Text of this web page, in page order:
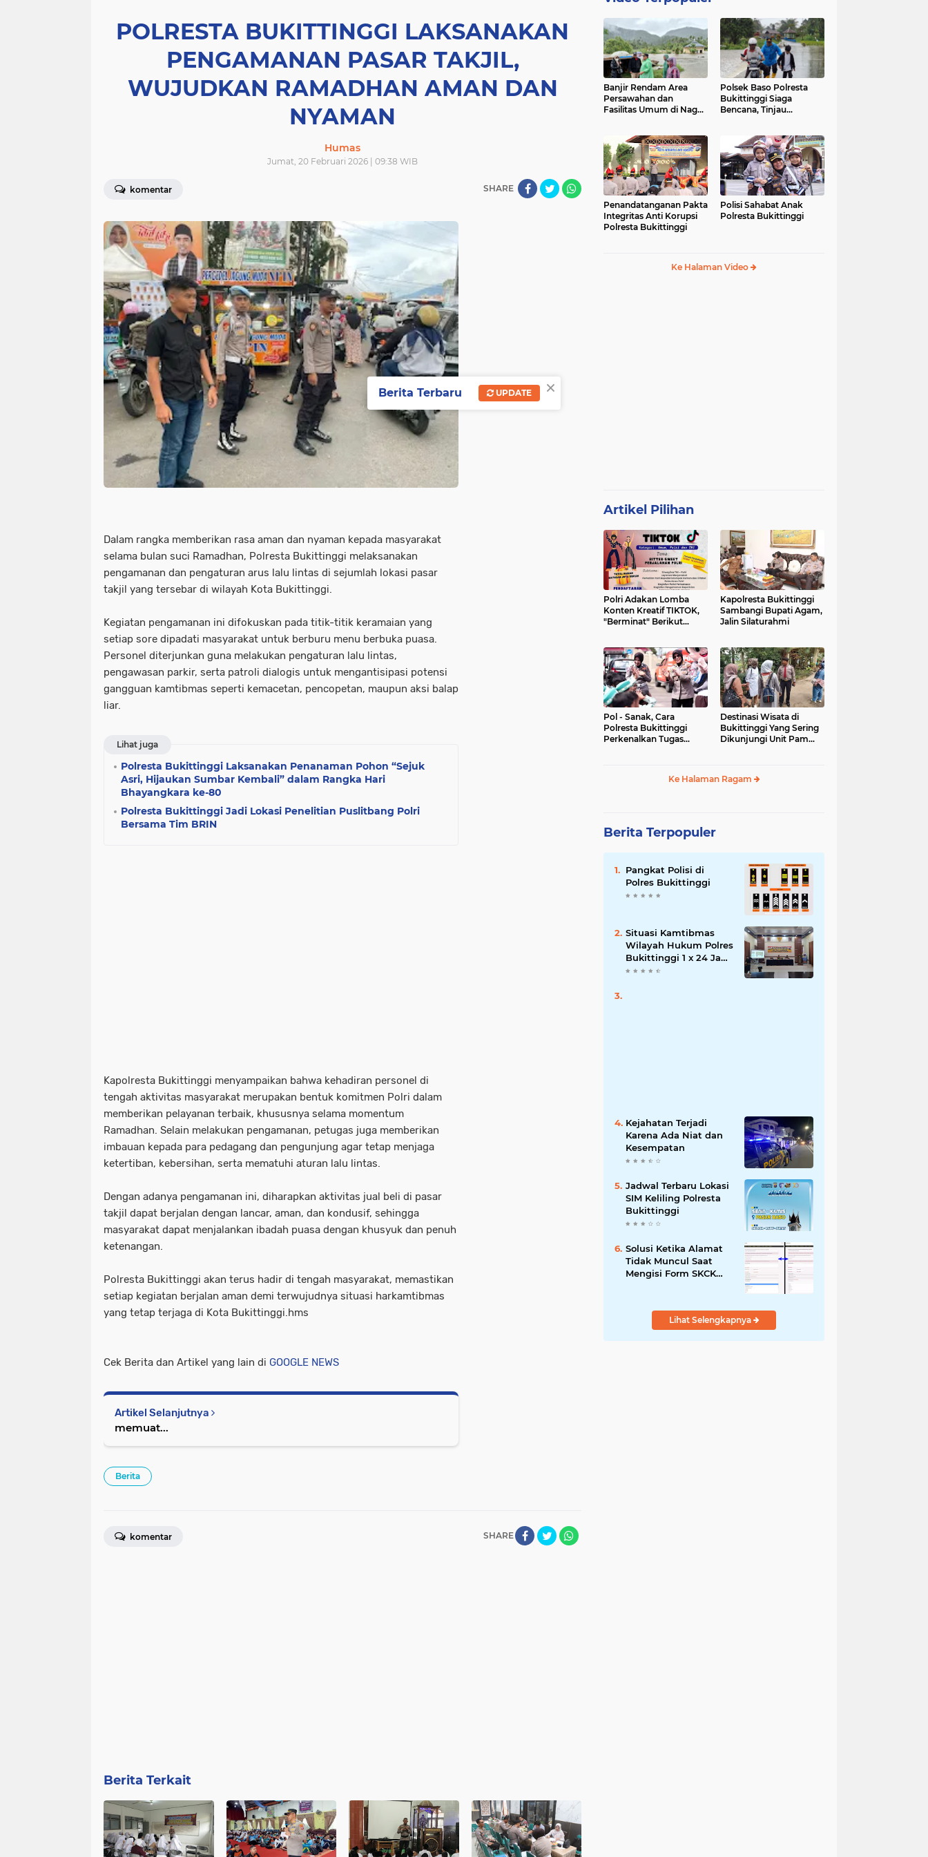
POLRESTA BUKITTINGGI LAKSANAKAN
PENGAMANAN PASAR TAKJIL,
WUJUDKAN RAMADHAN AMAN DAN
NYAMAN
Humas
Jumat, 20 Februari 2026 | 09:38 WIB
komentar SHARE
Dalam rangka memberikan rasa aman dan nyaman kepada masyarakat
selama bulan suci Ramadhan, Polresta Bukittinggi melaksanakan
pengamanan dan pengaturan arus lalu lintas di sejumlah lokasi pasar
takjil yang tersebar di wilayah Kota Bukittinggi.
Kegiatan pengamanan ini difokuskan pada titik-titik keramaian yang
setiap sore dipadati masyarakat untuk berburu menu berbuka puasa.
Personel diterjunkan guna melakukan pengaturan lalu lintas,
pengawasan parkir, serta patroli dialogis untuk mengantisipasi potensi
gangguan kamtibmas seperti kemacetan, pencopetan, maupun aksi balap
liar.
Lihat juga
Polresta Bukittinggi Laksanakan Penanaman Pohon “Sejuk
Asri, Hijaukan Sumbar Kembali” dalam Rangka Hari
Bhayangkara ke-80
Polresta Bukittinggi Jadi Lokasi Penelitian Puslitbang Polri
Bersama Tim BRIN
Kapolresta Bukittinggi menyampaikan bahwa kehadiran personel di
tengah aktivitas masyarakat merupakan bentuk komitmen Polri dalam
memberikan pelayanan terbaik, khususnya selama momentum
Ramadhan. Selain melakukan pengamanan, petugas juga memberikan
imbauan kepada para pedagang dan pengunjung agar tetap menjaga
ketertiban, kebersihan, serta mematuhi aturan lalu lintas.
Dengan adanya pengamanan ini, diharapkan aktivitas jual beli di pasar
takjil dapat berjalan dengan lancar, aman, dan kondusif, sehingga
masyarakat dapat menjalankan ibadah puasa dengan khusyuk dan penuh
ketenangan.
Polresta Bukittinggi akan terus hadir di tengah masyarakat, memastikan
setiap kegiatan berjalan aman demi terwujudnya situasi harkamtibmas
yang tetap terjaga di Kota Bukittinggi.hms
Cek Berita dan Artikel yang lain di GOOGLE NEWS
Artikel Selanjutnya
memuat...
Berita
SHARE
komentar
Berita Terkait
Banjir Rendam Area
Persawahan dan
Fasilitas Umum di Nagari
Polsek Baso Polresta
Bukittinggi Siaga
Bencana, Tinjau
Penandatanganan Pakta
Integritas Anti Korupsi
Polresta Bukittinggi
Polisi Sahabat Anak
Polresta Bukittinggi
Ke Halaman Video
Artikel Pilihan
Polri Adakan Lomba
Konten Kreatif TIKTOK,
"Berminat" Berikut
Kapolresta Bukittinggi
Sambangi Bupati Agam,
Jalin Silaturahmi
Pol - Sanak, Cara
Polresta Bukittinggi
Perkenalkan Tugas
Destinasi Wisata di
Bukittinggi Yang Sering
Dikunjungi Unit Pam
Ke Halaman Ragam
Berita Terpopuler
Pangkat Polisi di
Polres Bukittinggi
Situasi Kamtibmas
Wilayah Hukum Polres
Bukittinggi 1 x 24 Jam
Senin 27 Juni 2022
Kejahatan Terjadi
Karena Ada Niat dan
Kesempatan
Jadwal Terbaru Lokasi
SIM Keliling Polresta
Bukittinggi
Solusi Ketika Alamat
Tidak Muncul Saat
Mengisi Form SKCK
Lihat Selengkapnya
×
Berita Terbaru UPDATE